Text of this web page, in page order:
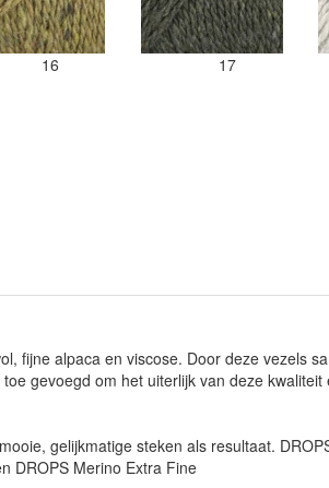
16 17
fijne alpaca en viscose. Door deze vezels
gevoegd om het uiterlijk van deze kwaliteit
gelijkmatige steken als resultaat.
DROPS Merino Extra Fine